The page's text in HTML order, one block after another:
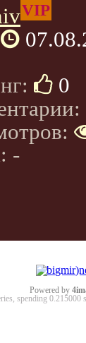
VIP
0
-
Powered by
spending